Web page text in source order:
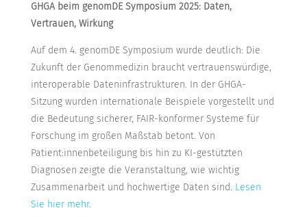
GHGA beim genomDE Symposium 2025: Daten,
Vertrauen, Wirkung
Auf dem 4. genomDE Symposium wurde deutlich: Die
Zukunft der Genommedizin braucht vertrauenswürdige,
interoperable Dateninfrastrukturen. In der GHGA-
Sitzung wurden internationale Beispiele vorgestellt und
die Bedeutung sicherer, FAIR-konformer Systeme für
Forschung im großen Maßstab betont. Von
Patient:innenbeteiligung bis hin zu KI-gestützten
Diagnosen zeigte die Veranstaltung, wie wichtig
Zusammenarbeit und hochwertige Daten sind. Lesen
Sie hier mehr.